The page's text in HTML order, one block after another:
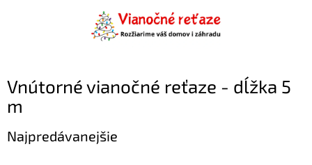
Vnútorné vianočné reťaze - dĺžka 5
m
Najpredávanejšie